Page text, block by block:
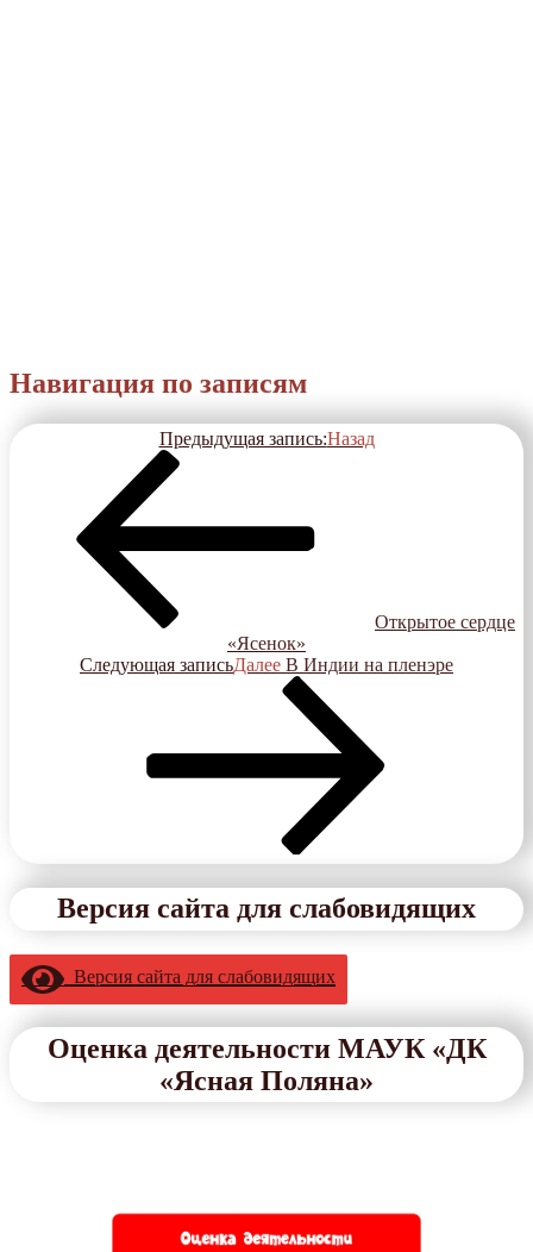
Навигация по записям
Предыдущая запись:Назад
Открытое сердце
«Ясенок»
Следующая записьДалее В Индии на пленэре
Версия сайта для слабовидящих
Версия сайта для слабовидящих
Оценка деятельности МАУК «ДК
«Ясная Поляна»